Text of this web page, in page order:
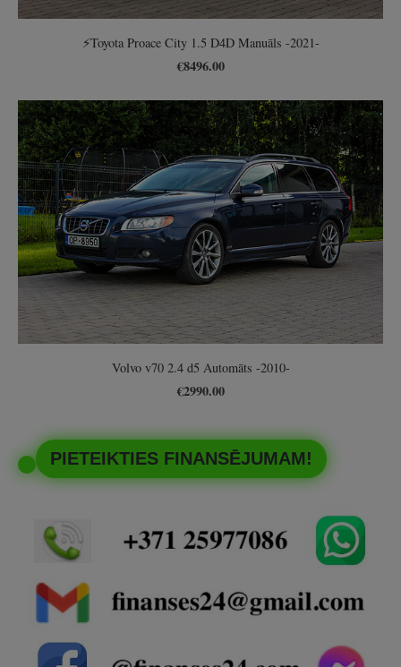
PIETEIKTIES FINANSĒJUMAM!
⚡️Toyota Proace City 1.5 D4D Manuāls -2021-
€8496.00
Volvo v70 2.4 d5 Automāts -2010-
€2990.00